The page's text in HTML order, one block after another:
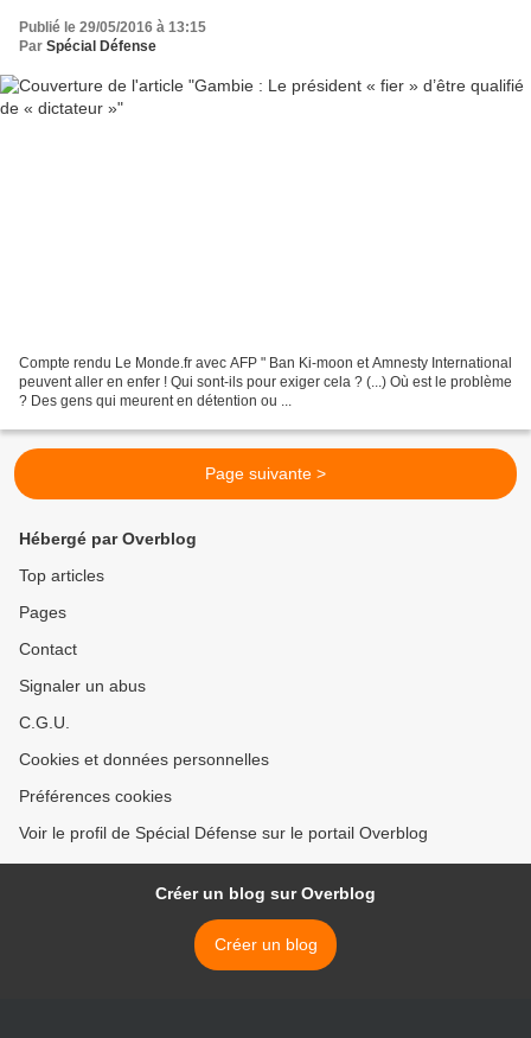
Publié le 29/05/2016 à 13:15
Par Spécial Défense
Compte rendu Le Monde.fr avec AFP " Ban Ki-moon et Amnesty International
peuvent aller en enfer ! Qui sont-ils pour exiger cela ? (...) Où est le problème
? Des gens qui meurent en détention ou ...
Page suivante >
Hébergé par Overblog
Top articles
Pages
Contact
Signaler un abus
C.G.U.
Cookies et données personnelles
Préférences cookies
Voir le profil de Spécial Défense sur le portail Overblog
Créer un blog sur Overblog
Créer un blog